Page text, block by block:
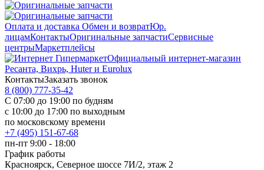
Оплата и доставка Обмен и возвратЮр.
лицамКонтактыОригинальные запчастиСервисные
центрыМаркетплейсы
Официальный интернет-магазин
Ресанта, Вихрь, Huter и Eurolux
КонтактыЗаказать звонок
8 (800) 777-35-42
С 07:00 до 19:00 по будням
с 10:00 до 17:00 по выходным
по московскому времени
+7 (495) 151-67-68
пн-пт 9:00 - 18:00
График работы
Красноярск, Северное шоссе 7И/2, этаж 2